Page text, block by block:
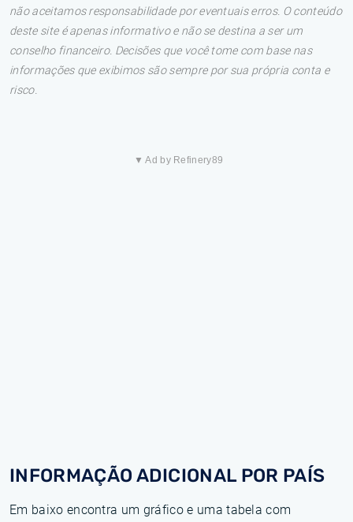
não aceitamos responsabilidade por eventuais erros. O conteúdo
deste site é apenas informativo e não se destina a ser um
conselho financeiro. Decisões que você tome com base nas
informações que exibimos são sempre por sua própria conta e
risco.
▼ Ad by Refinery89
INFORMAÇÃO ADICIONAL POR PAÍS
Em baixo encontra um gráfico e uma tabela com